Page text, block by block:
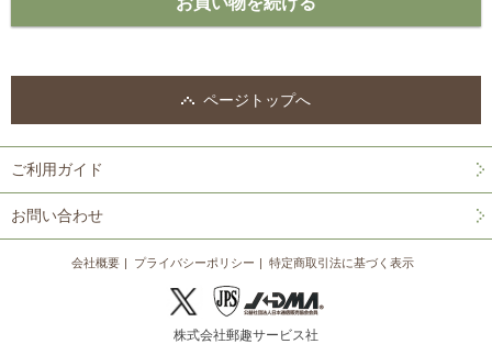
ページトップへ
ご利用ガイド
お問い合わせ
会社概要 プライバシーポリシー 特定商取引法に基づく表示
株式会社郵趣サービス社